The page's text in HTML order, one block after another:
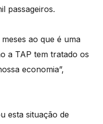
passageiros.
ao que é uma
a TAP tem tratado os
economia”,
esta situação de